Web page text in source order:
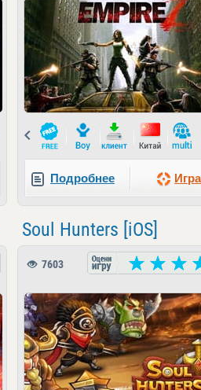
Prev
Подробнее
Soul Hunters [iOS]
7603